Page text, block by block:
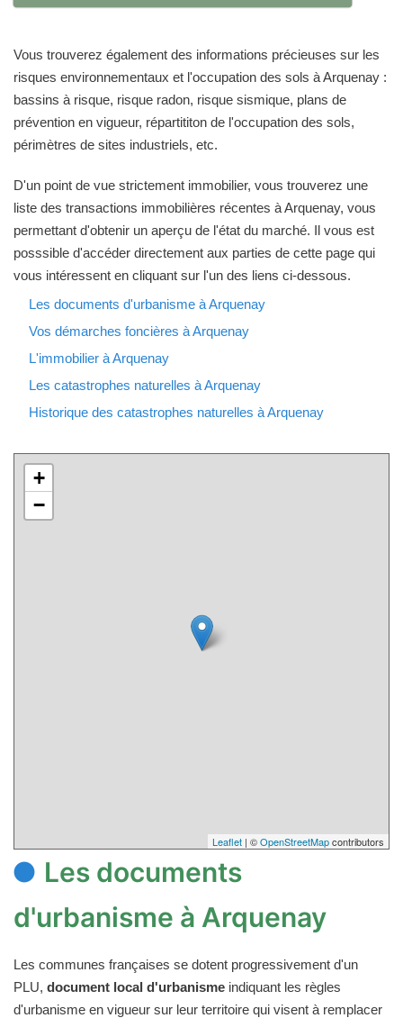
Vous trouverez également des informations précieuses sur les
risques environnementaux et l'occupation des sols à Arquenay :
bassins à risque, risque radon, risque sismique, plans de
prévention en vigueur, répartititon de l'occupation des sols,
périmètres de sites industriels, etc.
D'un point de vue strictement immobilier, vous trouverez une
liste des transactions immobilières récentes à Arquenay, vous
permettant d'obtenir un aperçu de l'état du marché. Il vous est
posssible d'accéder directement aux parties de cette page qui
vous intéressent en cliquant sur l'un des liens ci-dessous.
Les documents d'urbanisme à Arquenay
Vos démarches foncières à Arquenay
L'immobilier à Arquenay
Les catastrophes naturelles à Arquenay
Historique des catastrophes naturelles à Arquenay
+
−
Leaflet | ©OpenStreetMapcontributors
Les documents
d'urbanisme à Arquenay
Les communes françaises se dotent progressivement d'un
PLU, document local d'urbanisme indiquant les règles
d'urbanisme en vigueur sur leur territoire qui visent à remplacer